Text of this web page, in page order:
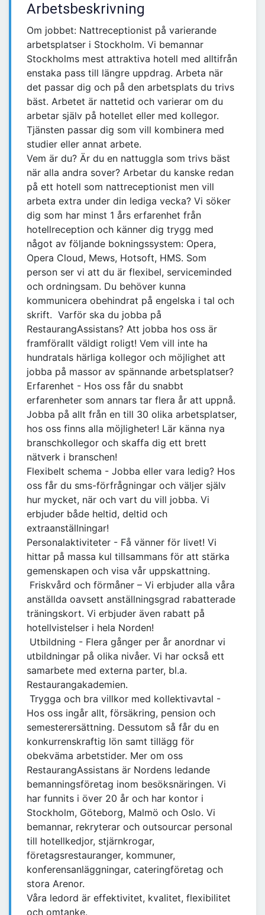
Arbetsbeskrivning
Om jobbet: Nattreceptionist på varierande
arbetsplatser i Stockholm. Vi bemannar
Stockholms mest attraktiva hotell med alltifrån
enstaka pass till längre uppdrag. Arbeta när
det passar dig och på den arbetsplats du trivs
bäst. Arbetet är nattetid och varierar om du
arbetar själv på hotellet eller med kollegor.
Tjänsten passar dig som vill kombinera med
studier eller annat arbete.
Vem är du? Är du en nattuggla som trivs bäst
när alla andra sover? Arbetar du kanske redan
på ett hotell som nattreceptionist men vill
arbeta extra under din lediga vecka? Vi söker
dig som har minst 1 års erfarenhet från
hotellreception och känner dig trygg med
något av följande bokningssystem: Opera,
Opera Cloud, Mews, Hotsoft, HMS. Som
person ser vi att du är flexibel, serviceminded
och ordningsam. Du behöver kunna
kommunicera obehindrat på engelska i tal och
skrift. Varför ska du jobba på
RestaurangAssistans? Att jobba hos oss är
framförallt väldigt roligt! Vem vill inte ha
hundratals härliga kollegor och möjlighet att
jobba på massor av spännande arbetsplatser?
Erfarenhet - Hos oss får du snabbt
erfarenheter som annars tar flera år att uppnå.
Jobba på allt från en till 30 olika arbetsplatser,
hos oss finns alla möjligheter! Lär känna nya
branschkollegor och skaffa dig ett brett
nätverk i branschen!
Flexibelt schema - Jobba eller vara ledig? Hos
oss får du sms-förfrågningar och väljer själv
hur mycket, när och vart du vill jobba. Vi
erbjuder både heltid, deltid och
extraanställningar!
Personalaktiviteter - Få vänner för livet! Vi
hittar på massa kul tillsammans för att stärka
gemenskapen och visa vår uppskattning.
Friskvård och förmåner – Vi erbjuder alla våra
anställda oavsett anställningsgrad rabatterade
träningskort. Vi erbjuder även rabatt på
hotellvistelser i hela Norden!
Utbildning - Flera gånger per år anordnar vi
utbildningar på olika nivåer. Vi har också ett
samarbete med externa parter, bl.a.
Restaurangakademien.
Trygga och bra villkor med kollektivavtal -
Hos oss ingår allt, försäkring, pension och
semesterersättning. Dessutom så får du en
konkurrenskraftig lön samt tillägg för
obekväma arbetstider. Mer om oss
RestaurangAssistans är Nordens ledande
bemanningsföretag inom besöksnäringen. Vi
har funnits i över 20 år och har kontor i
Stockholm, Göteborg, Malmö och Oslo. Vi
bemannar, rekryterar och outsourcar personal
till hotellkedjor, stjärnkrogar,
företagsrestauranger, kommuner,
konferensanläggningar, cateringföretag och
stora Arenor.
Våra ledord är effektivitet, kvalitet, flexibilitet
och omtanke.